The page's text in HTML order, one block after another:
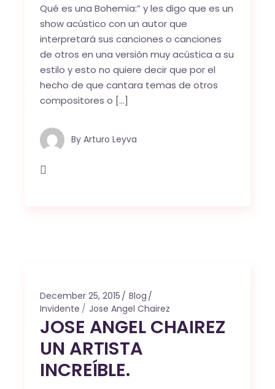
Qué es una Bohemia:” y les digo que es un
show acústico con un autor que
interpretará sus canciones o canciones
de otros en una versión muy acústica a su
estilo y esto no quiere decir que por el
hecho de que cantara temas de otros
compositores o […]
By Arturo Leyva
December 25, 2015
Blog
Invidente
Jose Angel Chairez
JOSE ANGEL CHAIREZ
UN ARTISTA
INCREÍBLE.